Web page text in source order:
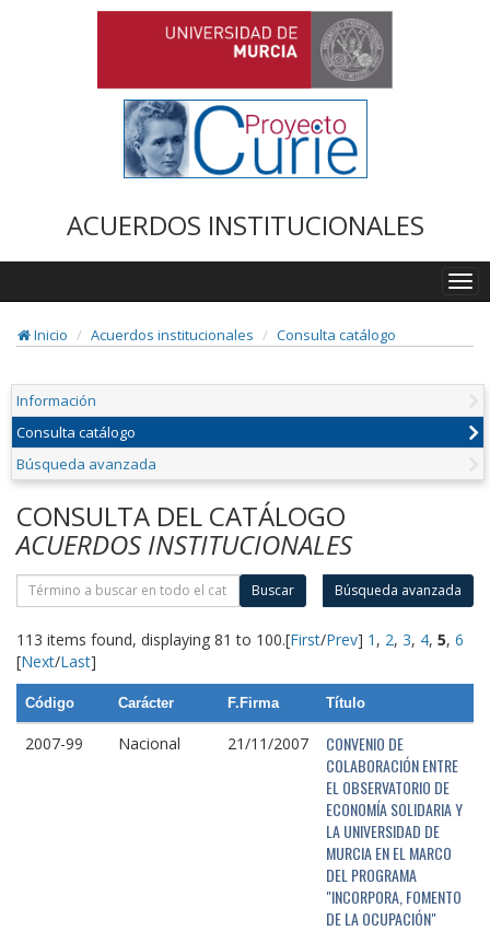
ACUERDOS INSTITUCIONALES
Inicio
Acuerdos institucionales Consulta catálogo
Información
Consulta catálogo
Búsqueda avanzada
CONSULTA DEL CATÁLOGO
ACUERDOS INSTITUCIONALES
Buscar Búsqueda avanzada
113 items found, displaying 81 to 100.[First/Prev] 1 , 2, 3, 4, 5, 6
[Next/Last]
Código Carácter F.Firma Título
2007-99 Nacional 21/11/2007
CONVENIO DE
COLABORACIÓN ENTRE
EL OBSERVATORIO DE
ECONOMÍA SOLIDARIA Y
LA UNIVERSIDAD DE
MURCIA EN EL MARCO
DEL PROGRAMA
"INCORPORA, FOMENTO
DE LA OCUPACIÓN"